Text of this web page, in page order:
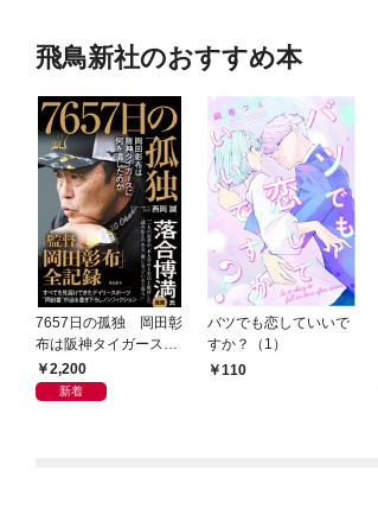
飛鳥新社のおすすめ本
7657日の孤独 岡田彰
布は阪神タイガースに
何を遺したのか
2,200
新着
バツでも恋していいで
すか？（1）
110